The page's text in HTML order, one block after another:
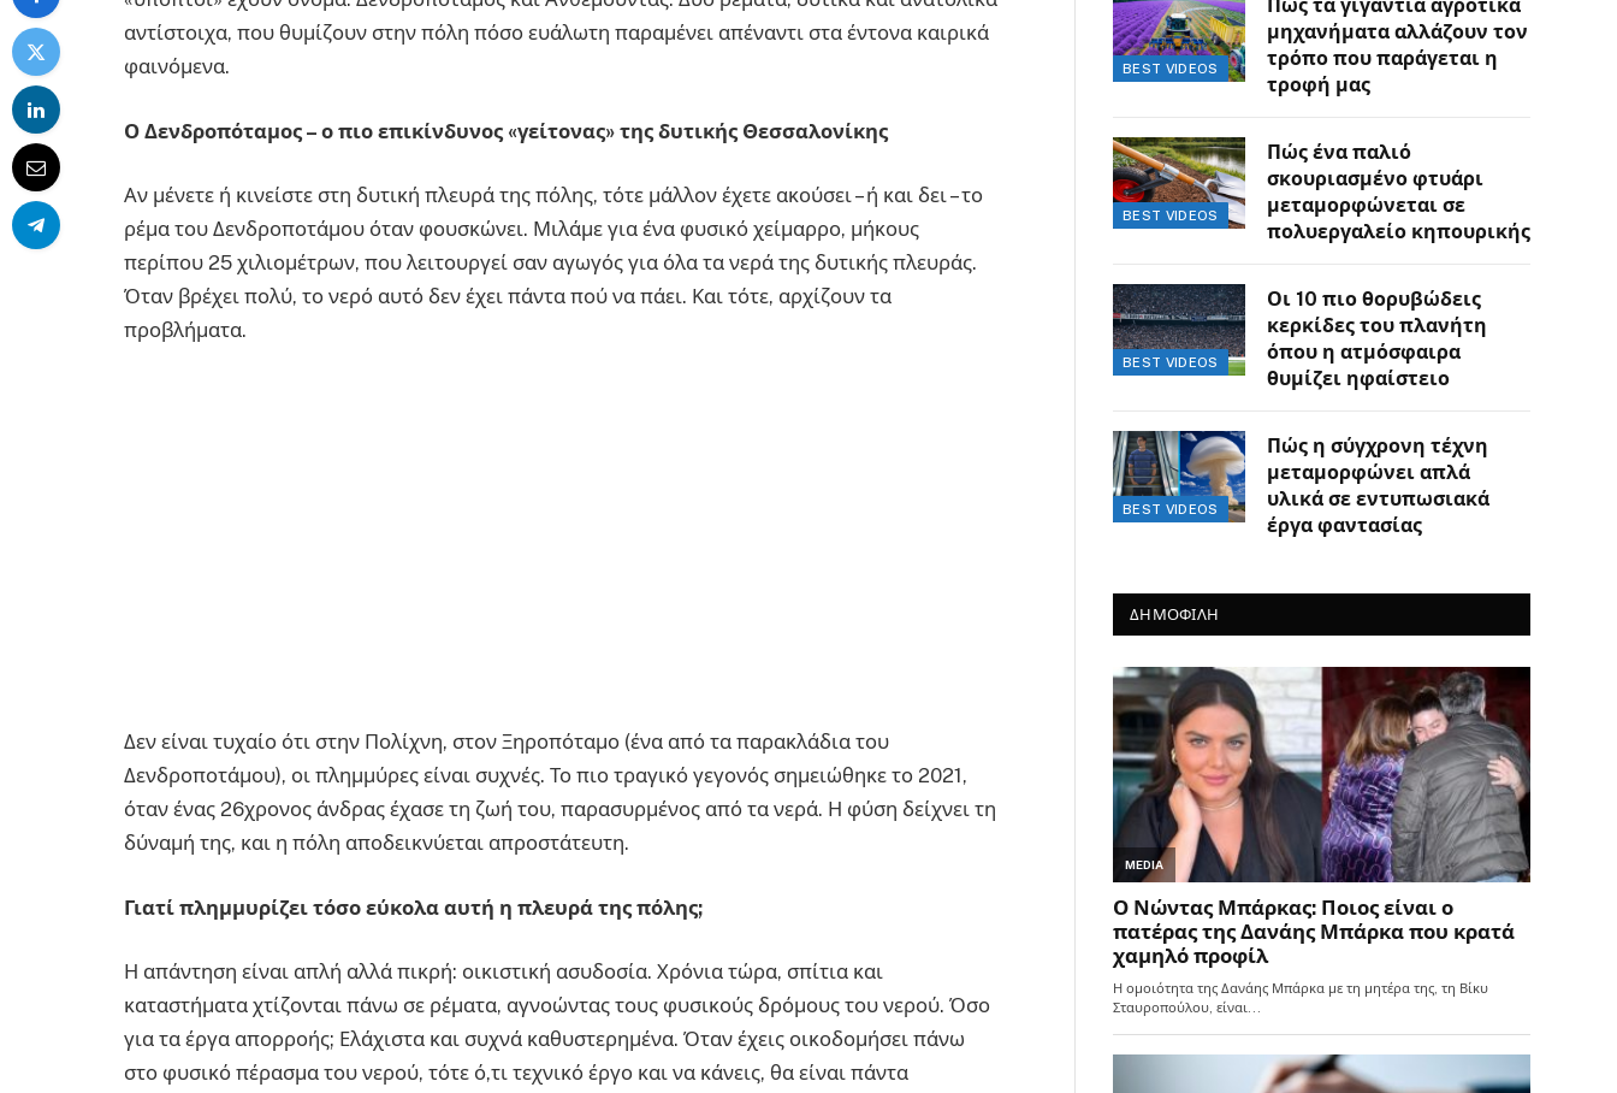
αντίστοιχα, που θυμίζουν στην πόλη πόσο ευάλωτη παραμένει απέναντι στα έντονα καιρικά
φαινόμενα.
Ο Δενδροπόταμος – ο πιο επικίνδυνος «γείτονας» της δυτικής Θεσσαλονίκης
Αν μένετε ή κινείστε στη δυτική πλευρά της πόλης, τότε μάλλον έχετε ακούσει – ή και δει – το
ρέμα του Δενδροποτάμου όταν φουσκώνει. Μιλάμε για ένα φυσικό χείμαρρο, μήκους
περίπου 25 χιλιομέτρων, που λειτουργεί σαν αγωγός για όλα τα νερά της δυτικής πλευράς.
Όταν βρέχει πολύ, το νερό αυτό δεν έχει πάντα πού να πάει. Και τότε, αρχίζουν τα
προβλήματα.
Δεν είναι τυχαίο ότι στην Πολίχνη, στον Ξηροπόταμο (ένα από τα παρακλάδια του
Δενδροποτάμου), οι πλημμύρες είναι συχνές. Το πιο τραγικό γεγονός σημειώθηκε το 2021,
όταν ένας 26χρονος άνδρας έχασε τη ζωή του, παρασυρμένος από τα νερά. Η φύση δείχνει τη
δύναμή της, και η πόλη αποδεικνύεται απροστάτευτη.
Γιατί πλημμυρίζει τόσο εύκολα αυτή η πλευρά της πόλης;
Η απάντηση είναι απλή αλλά πικρή: οικιστική ασυδοσία. Χρόνια τώρα, σπίτια και
καταστήματα χτίζονται πάνω σε ρέματα, αγνοώντας τους φυσικούς δρόμους του νερού. Όσο
για τα έργα απορροής; Ελάχιστα και συχνά καθυστερημένα. Όταν έχεις οικοδομήσει πάνω
στο φυσικό πέρασμα του νερού, τότε ό,τι τεχνικό έργο και να κάνεις, θα είναι πάντα
BEST VIDEOS
Πώς τα γιγάντια αγροτικά
μηχανήματα αλλάζουν τον
τρόπο που παράγεται η
τροφή μας
BEST VIDEOS
Πώς ένα παλιό
σκουριασμένο φτυάρι
μεταμορφώνεται σε
πολυεργαλείο κηπουρικής
BEST VIDEOS
Οι 10 πιο θορυβώδεις
κερκίδες του πλανήτη
όπου η ατμόσφαιρα
θυμίζει ηφαίστειο
BEST VIDEOS
Πώς η σύγχρονη τέχνη
μεταμορφώνει απλά
υλικά σε εντυπωσιακά
έργα φαντασίας
ΔΗΜΟΦΙΛΗ